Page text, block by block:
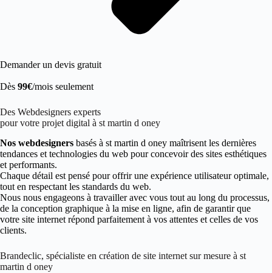
Demander un devis gratuit
Dès 99€/mois seulement
Des Webdesigners experts
pour votre projet digital à st martin d oney
Nos webdesigners basés à st martin d oney maîtrisent les dernières
tendances et technologies du web pour concevoir des sites esthétiques
et performants.
Chaque détail est pensé pour offrir une expérience utilisateur optimale,
tout en respectant les standards du web.
Nous nous engageons à travailler avec vous tout au long du processus,
de la conception graphique à la mise en ligne, afin de garantir que
votre site internet répond parfaitement à vos attentes et celles de vos
clients.
Brandeclic, spécialiste en création de site internet sur mesure à st
martin d oney